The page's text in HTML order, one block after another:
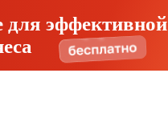
эффективной